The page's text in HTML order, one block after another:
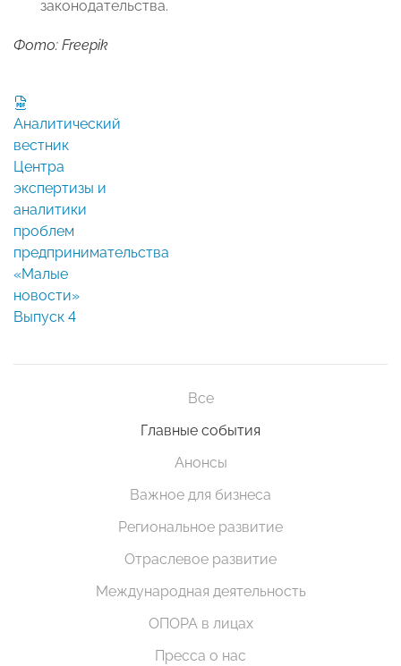
законодательства.
Фото: Freepik
Аналитический
вестник
Центра
экспертизы и
аналитики
проблем
предпринимательства
«Малые
новости»
Выпуск 4
Все
Главные события
Анонсы
Важное для бизнеса
Региональное развитие
Отраслевое развитие
Международная деятельность
ОПОРА в лицах
Пресса о нас